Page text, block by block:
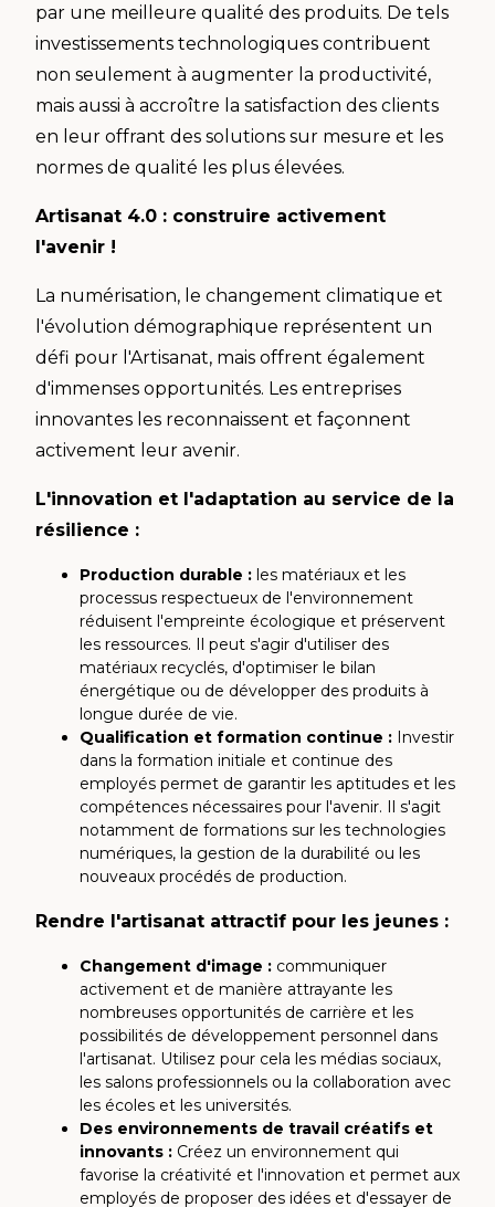
par une meilleure qualité des produits. De tels
investissements technologiques contribuent
non seulement à augmenter la productivité,
mais aussi à accroître la satisfaction des clients
en leur offrant des solutions sur mesure et les
normes de qualité les plus élevées.
Artisanat 4.0 : construire activement
l'avenir !
La numérisation, le changement climatique et
l'évolution démographique représentent un
défi pour l'Artisanat, mais offrent également
d'immenses opportunités. Les entreprises
innovantes les reconnaissent et façonnent
activement leur avenir.
L'innovation et l'adaptation au service de la
résilience :
Production durable : les matériaux et les
processus respectueux de l'environnement
réduisent l'empreinte écologique et préservent
les ressources. Il peut s'agir d'utiliser des
matériaux recyclés, d'optimiser le bilan
énergétique ou de développer des produits à
longue durée de vie.
Qualification et formation continue : Investir
dans la formation initiale et continue des
employés permet de garantir les aptitudes et les
compétences nécessaires pour l'avenir. Il s'agit
notamment de formations sur les technologies
numériques, la gestion de la durabilité ou les
nouveaux procédés de production.
Rendre l'artisanat attractif pour les jeunes :
Changement d'image : communiquer
activement et de manière attrayante les
nombreuses opportunités de carrière et les
possibilités de développement personnel dans
l'artisanat. Utilisez pour cela les médias sociaux,
les salons professionnels ou la collaboration avec
les écoles et les universités.
Des environnements de travail créatifs et
innovants : Créez un environnement qui
favorise la créativité et l'innovation et permet aux
employés de proposer des idées et d'essayer de